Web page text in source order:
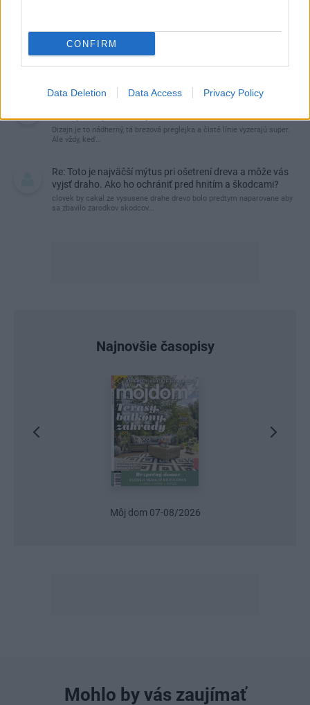
CONFIRM
Data Deletion Data Access Privacy Policy
Re: Takto sa rieši málo úložného miesta. V tomto byte
stačil jeden prvok | Môjdom.sk
Dizajn je to nádherný, tá brezová preglejka a čisté línie vyzerajú super.
Ale vždy, keď…
Re: Toto je najväčší mýtus pri ošetrení dreva a môže vás
vyjsť draho. Ako ho ochrániť pred hnitím a škodcami?
clovek by cakal ze vysusene drahe drevo bolo predtym naparovane aby
sa zbavilo zarodkov skodcov...
Najnovšie časopisy
Môj dom 07-08/2026
Mohlo by vás zaujímať